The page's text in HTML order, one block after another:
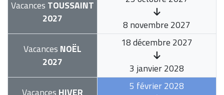
Vacances TOUSSAINT
2027
8 novembre 2027
Vacances NOËL
2027
18 décembre 2027
3 janvier 2028
5 février 2028